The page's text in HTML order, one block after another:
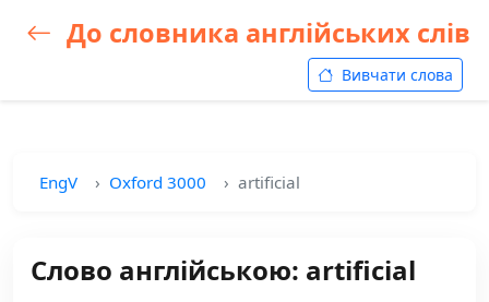
До словника англійських слів
Вивчати слова
EngV Oxford 3000 artificial
Слово англійською: artificial